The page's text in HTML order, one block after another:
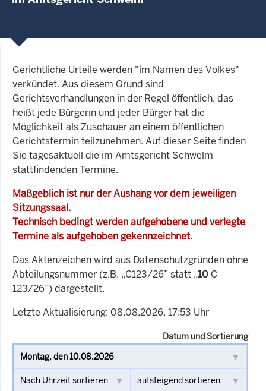
Gerichtliche Urteile werden "im Namen des Volkes"
verkündet. Aus diesem Grund sind
Gerichtsverhandlungen in der Regel öffentlich, das
heißt jede Bürgerin und jeder Bürger hat die
Möglichkeit als Zuschauer an einem öffentlichen
Gerichtstermin teilzunehmen. Auf dieser Seite finden
Sie tagesaktuell die im Amtsgericht Schwelm
stattfindenden Termine.
Maßgeblich ist nur der Aushang vor dem jeweiligen
Sitzungssaal.
Technisch bedingt werden aufgehobene und verlegte
Termine als aufgehoben gekennzeichnet.
Das Aktenzeichen wird aus Datenschutzgründen ohne
Abteilungsnummer (z.B. „C123/26” statt „10 C
123/26”) dargestellt.
Letzte Aktualisierung: 08.08.2026, 17:53 Uhr
Datum und Sortierung